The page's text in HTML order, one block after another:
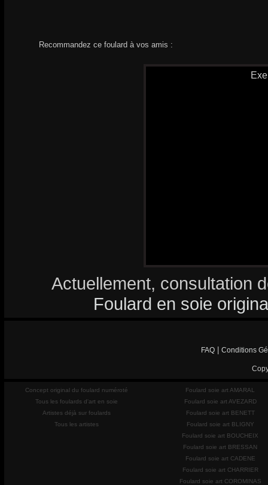
Recommandez ce foulard à vos amis :
Actuellement, consultation
Foulard en soie
FAQ Conditions
Concept original du foulard numéroté
Tous les foulards d'art en soie
Artistes déjà sur foulards
Tous les artistes
Foulard soie art AMARAL
Foulard soie art AVEZARD
Foulard soie art BENETT
Foulard soie art BLIGNY
Foulard soie art BOUCHEIX
Foulard soie art BRESSAN
Foulard soie art CADENE
Foulard soie art CHARRIER
Foulard soie art COROMINAS